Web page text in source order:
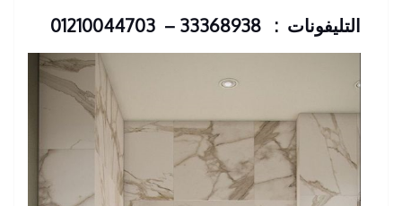
التليفونات : 33368938 – 01210044703